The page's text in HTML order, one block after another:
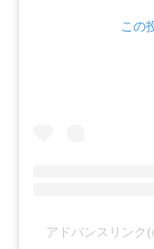
この
アドバンスリンク